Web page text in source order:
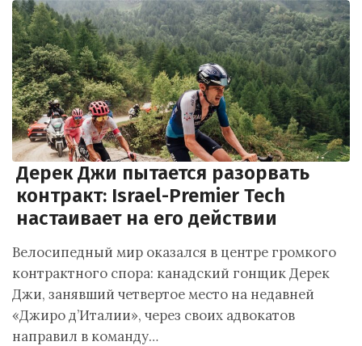
Дерек Джи пытается разорвать
контракт: Israel-Premier Tech
настаивает на его действии
Велосипедный мир оказался в центре громкого
контрактного спора: канадский гонщик Дерек
Джи, занявший четвертое место на недавней
«Джиро д’Италии», через своих адвокатов
направил в команду…